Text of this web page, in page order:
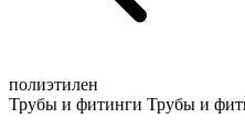
полиэтилен
Трубы и фитинги Трубы и